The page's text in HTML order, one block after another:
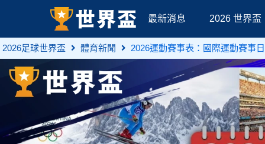
最新消息 2026 世界盃
2026足球世界盃 體育新聞 2026運動賽事表：國際運動賽事